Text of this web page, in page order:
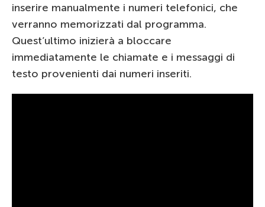
inserire manualmente i numeri telefonici, che
verranno memorizzati dal programma.
Quest’ultimo inizierà a bloccare
immediatamente le chiamate e i messaggi di
testo provenienti dai numeri inseriti.